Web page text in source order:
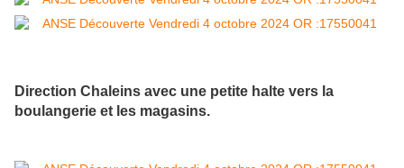
Direction Chaleins avec une petite halte vers la
boulangerie et les magasins.